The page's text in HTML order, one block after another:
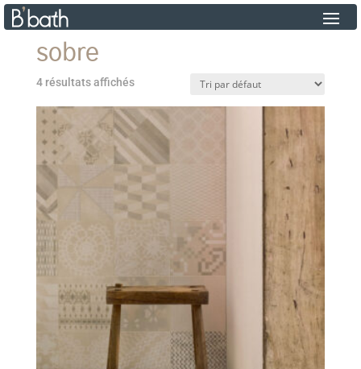
sobre
4 résultats affichés